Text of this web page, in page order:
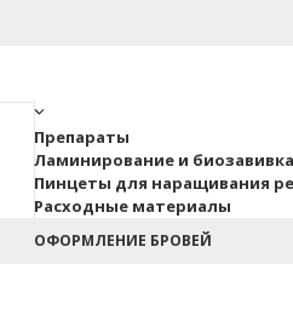
Препараты
Ламинирование и биозавивка
Пинцеты для наращивания
Расходные материалы
ОФОРМЛЕНИЕ БРОВЕЙ